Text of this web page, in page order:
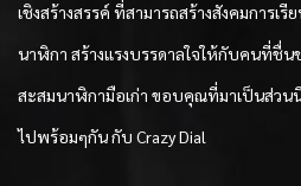
เชิงสร้างสรรค์ ที่สามารถสร้างสังคมการเ
นาฬิกา สร้างแรงบรรดาลใจให้กับคนที่ชื่
สะสมนาฬิกามือเก่า ขอบคุณที่มาเป็นส่ว
ไปพร้อมๆกัน กับ Crazy Dial